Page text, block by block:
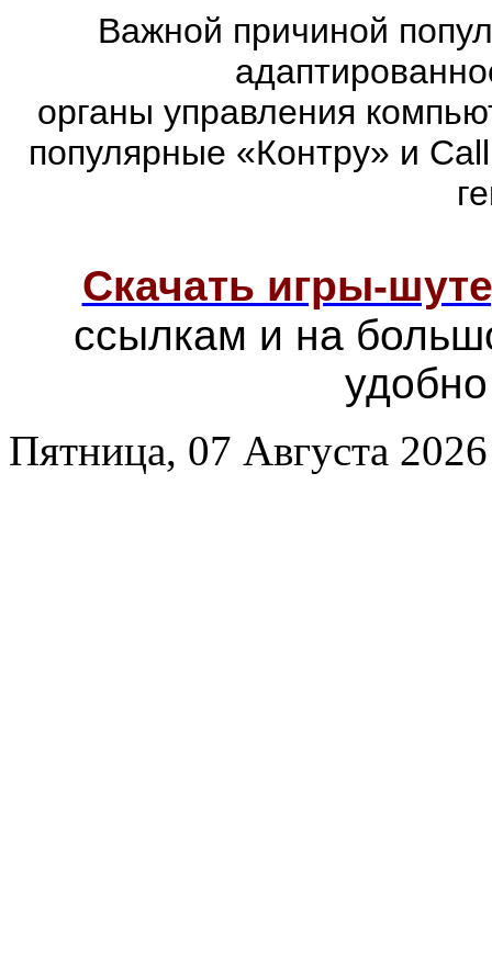
Важной причиной
органы управления
популярные «Контру» и
Скачать игры-
ссылкам и на
Пятница, 07 Августа 2026